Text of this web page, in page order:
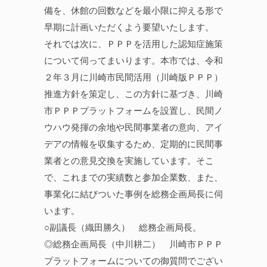
備を、休館の回数などを最小限に抑える形で
早期に計画いただくよう要望いたします。
それでは次に、ＰＰＰを活用した認知症施策
について伺ってまいります。本市では、令和
２年３月に川崎市民間活用（川崎版ＰＰＰ）
推進方針を策定し、この方針に基づき、川崎
市ＰＰＰプラットフォームを設置し、民間ノ
ウハウ発揮の余地や民間事業者の意向、アイ
デアの情報を収集するため、定期的に民間事
業者との意見交換を実施しています。そこ
で、これまでの実績数と参加企業数、また、
事業化に結びついた事例を総務企画局長に伺
います。
○副議長（織田勝久） 総務企画局長。
◎総務企画局長（中川耕二） 川崎市ＰＰＰ
プラットフォームについての御質問でござい